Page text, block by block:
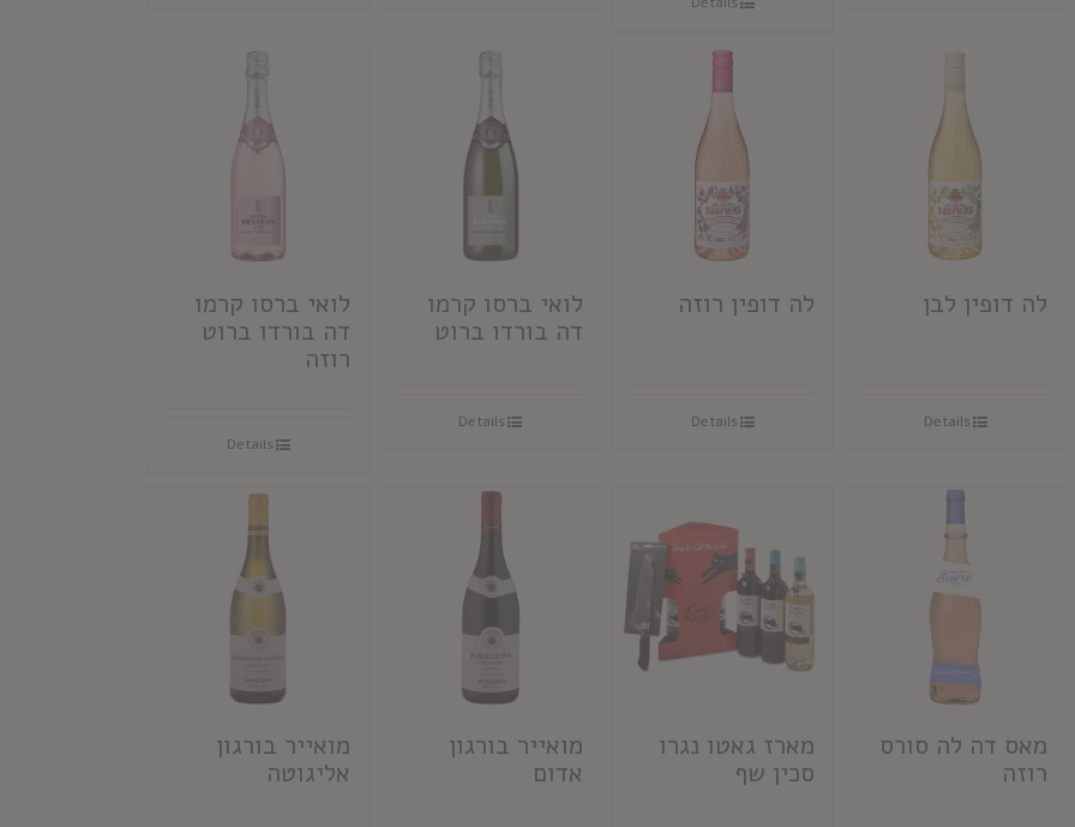
לה דופין לבן
Details
לה דופין רוזה
Details
לואי ברסו קרמו
דה בורדו ברוט
Details
לואי ברסו קרמו
דה בורדו ברוט
רוזה
Details
מאס דה לה סורס
רוזה
מארז גאטו נגרו
סכין שף
מואייר בורגון
אדום
מואייר בורגון
אליגוטה